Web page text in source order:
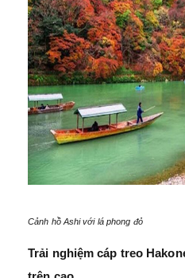
Cảnh hồ Ashi với lá phong đỏ
Trải nghiệm cáp treo